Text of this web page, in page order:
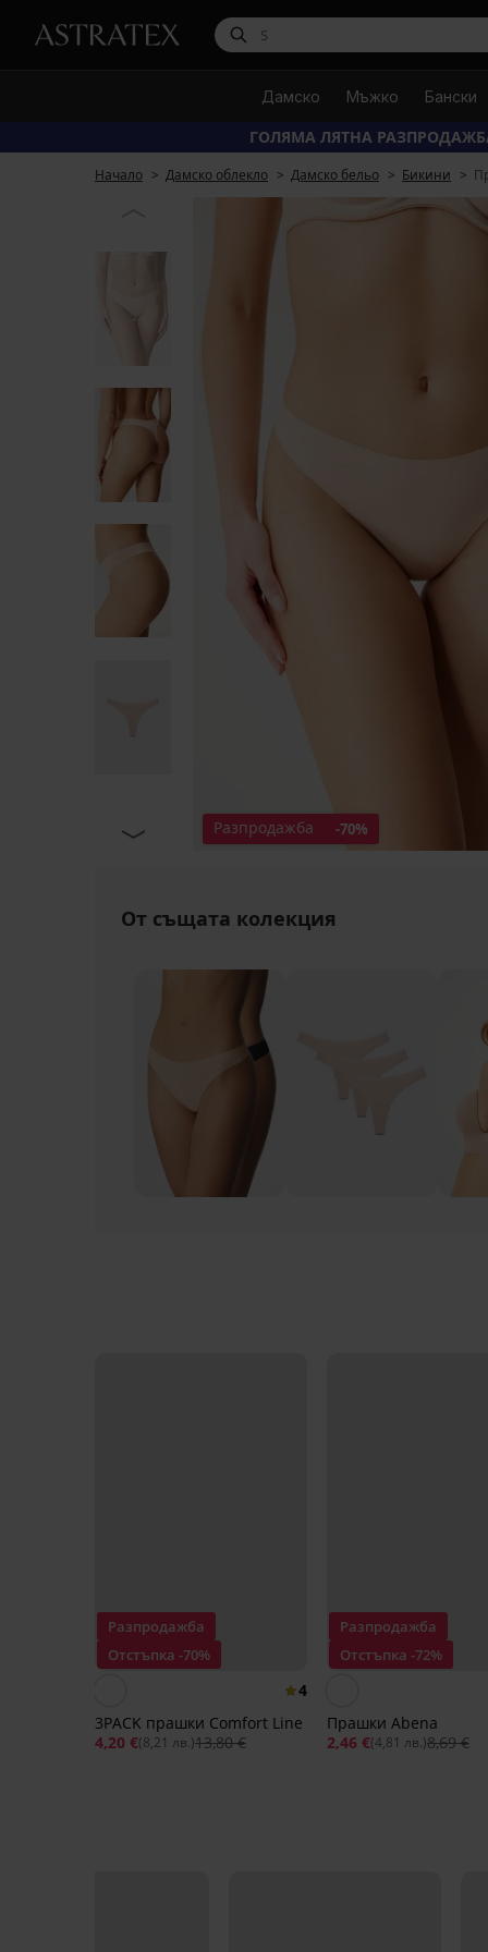
Дамско Мъжко Бански
ГОЛЯМА ЛЯТНА
Начало Дамско облекло Дамско бельо Бикини
Разпродажба -70%
От същата колекция
Разпродажба
Отстъпка -70%
4
3PACK прашки Comfort Line
4,20 €(8,21 лв.)13,80 €
Разпродажба
Отстъпка -72%
Прашки Abena
2,46 €(4,81 лв.)8,69 €